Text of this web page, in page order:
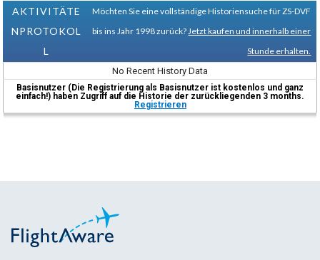
AKTIVITÄTE
NPROTOKOL
L
Möchten Sie eine vollständige Historiensuche für ZS-DVF
bis ins Jahr 1998 zurück? Jetzt kaufen und innerhalb einer
Stunde erhalten.
No Recent History Data
Basisnutzer (Die Registrierung als Basisnutzer ist kostenlos und ganz
einfach!) haben Zugriff auf die Historie der zurückliegenden 3 months.
Registrieren